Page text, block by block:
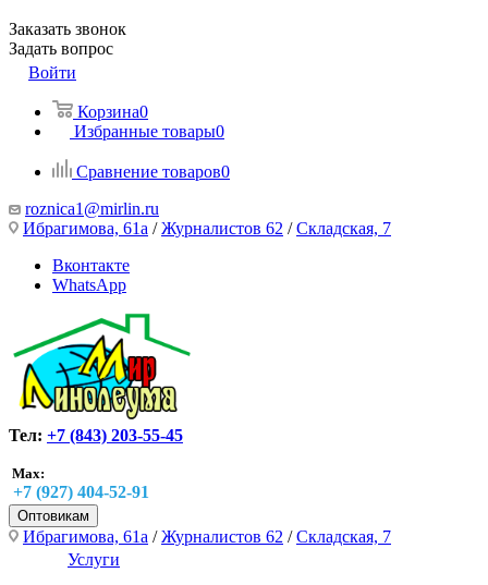
Заказать звонок
Задать вопрос
Войти
Корзина0
Избранные товары0
Сравнение товаров0
roznica1@mirlin.ru
Ибрагимова, 61а /Журналистов 62 /Складская, 7
Вконтакте
WhatsApp
Тел: +7 (843) 203-55-45
Max:
+7 (927) 404-52-91
Оптовикам
Ибрагимова, 61а /Журналистов 62 /Складская, 7
Услуги